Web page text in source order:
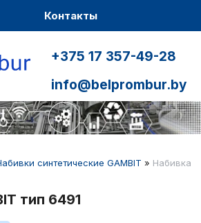
Контакты
+375 17 357-49-28
info@belprombur.by
синтетические GAMBIT » Набивка
тип 6491